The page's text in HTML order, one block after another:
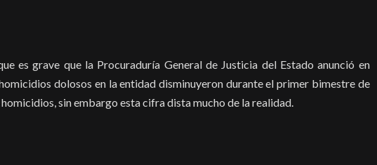
es grave que la Procuraduría General de Justicia del Estado anunció en
dolosos en la entidad disminuyeron durante el primer bimestre de
sin embargo esta cifra dista mucho de la realidad.